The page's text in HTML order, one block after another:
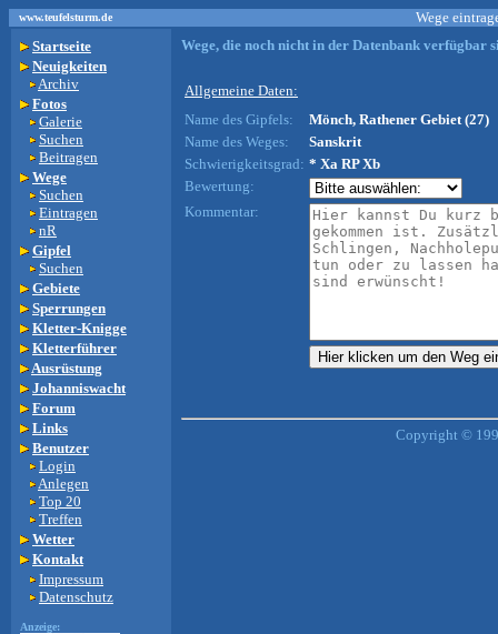
www.teufelsturm.de
Wege
Startseite
Neuigkeiten
Archiv
Fotos
Galerie
Suchen
Beitragen
Wege
Suchen
Eintragen
nR
Gipfel
Suchen
Gebiete
Sperrungen
Kletter-Knigge
Kletterführer
Ausrüstung
Johanniswacht
Forum
Links
Benutzer
Login
Anlegen
Top 20
Treffen
Wetter
Kontakt
Impressum
Datenschutz
Anzeige:
Wege, die noch nicht in der Datenbank verfügbar
Allgemeine Daten:
Name des Gipfels:
Mönch, Rathener Gebiet (27)
Name des Weges:
Sanskrit
Schwierigkeitsgrad: * Xa RP Xb
Bewertung:
Kommentar:
Copyright ©